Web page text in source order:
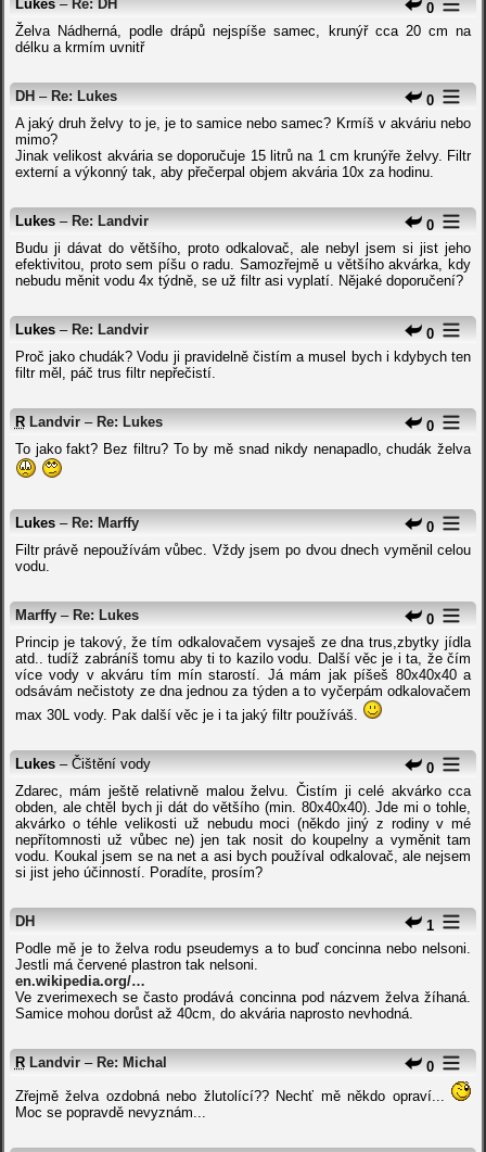
0
Lukes– Re: DH
Želva Nádherná, podle drápů nejspíše samec, krunýř cca 20 cm na
délku a krmím uvnitř
0
DH – Re: Lukes
A jaký druh želvy to je, je to samice nebo samec? Krmíš v akváriu nebo
mimo?
Jinak velikost akvária se doporučuje 15 litrů na 1 cm krunýře želvy. Filtr
externí a výkonný tak, aby přečerpal objem akvária 10x za hodinu.
0
Lukes– Re: Landvir
Budu ji dávat do většího, proto odkalovač, ale nebyl jsem si jist jeho
efektivitou, proto sem píšu o radu. Samozřejmě u většího akvárka, kdy
nebudu měnit vodu 4x týdně, se už filtr asi vyplatí. Nějaké doporučení?
0
Lukes– Re: Landvir
Proč jako chudák? Vodu ji pravidelně čistím a musel bych i kdybych ten
filtr měl, páč trus filtr nepřečistí.
0
R Landvir – Re: Lukes
To jako fakt? Bez filtru? To by mě snad nikdy nenapadlo, chudák želva
0
Lukes– Re: Marffy
Filtr právě nepoužívám vůbec. Vždy jsem po dvou dnech vyměnil celou
vodu.
0
Marffy – Re: Lukes
Princip je takový, že tím odkalovačem vysaješ ze dna trus,zbytky jídla
atd.. tudíž zabráníš tomu aby ti to kazilo vodu. Další věc je i ta, že čím
více vody v akváru tím mín starostí. Já mám jak píšeš 80x40x40 a
odsávám nečistoty ze dna jednou za týden a to vyčerpám odkalovačem
max 30L vody. Pak další věc je i ta jaký filtr používáš.
0
Lukes– Čištění vody
Zdarec, mám ještě relativně malou želvu. Čistím ji celé akvárko cca
obden, ale chtěl bych ji dát do většího (min. 80x40x40). Jde mi o tohle,
akvárko o téhle velikosti už nebudu moci (někdo jiný z rodiny v mé
nepřítomnosti už vůbec ne) jen tak nosit do koupelny a vyměnit tam
vodu. Koukal jsem se na net a asi bych používal odkalovač, ale nejsem
si jist jeho účinností. Poradíte, prosím?
1
DH
Podle mě je to želva rodu pseudemys a to buď concinna nebo nelsoni.
Jestli má červené plastron tak nelsoni.
en.wikipedia.org/…
Ve zverimexech se často prodává concinna pod názvem želva žíhaná.
Samice mohou dorůst až 40cm, do akvária naprosto nevhodná.
0
R Landvir – Re: Michal
Zřejmě želva ozdobná nebo žlutolící?? Nechť mě někdo opraví...
Moc se popravdě nevyznám...